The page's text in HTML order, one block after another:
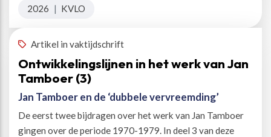
2026 | KVLO
Artikel in vaktijdschrift
Ontwikkelingslijnen in het werk van Jan
Tamboer (3)
Jan Tamboer en de ‘dubbele vervreemding’
De eerst twee bijdragen over het werk van Jan Tamboer
gingen over de periode 1970-1979. In deel 3 van deze